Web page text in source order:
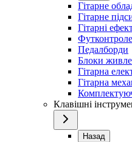
Гітарне
Гітарне
Гітарні
Педалборди
Блоки
Гітарна
Гітарна
Клавішні
Назад